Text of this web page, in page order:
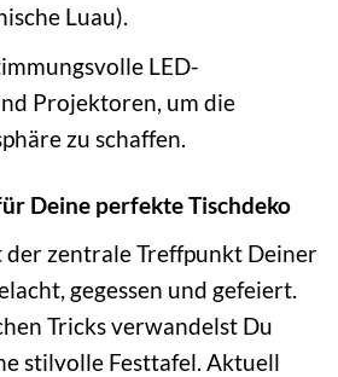
Luau).
LED-
Projektoren, um die
zu schaffen.
Deine perfekte Tischdeko
der zentrale Treffpunkt Deiner
gegessen und gefeiert.
Tricks verwandelst Du
stilvolle Festtafel. Aktuell